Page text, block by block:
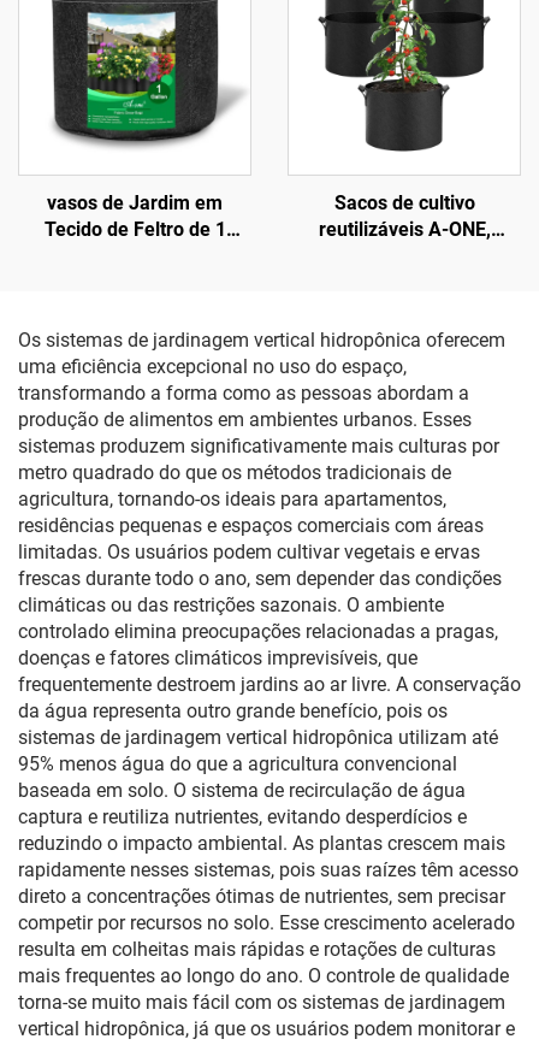
vasos de Jardim em
Tecido de Feltro de 1
Crescimento de Plantas
Sacos de cultivo
reutilizáveis A-ONE,
forrado com feltro de 2–3
mm de espessura,
modelos 1–100
Os sistemas de jardinagem vertical hidropônica oferecem
uma eficiência excepcional no uso do espaço,
transformando a forma como as pessoas abordam a
produção de alimentos em ambientes urbanos. Esses
sistemas produzem significativamente mais culturas por
metro quadrado do que os métodos tradicionais de
agricultura, tornando-os ideais para apartamentos,
residências pequenas e espaços comerciais com áreas
limitadas. Os usuários podem cultivar vegetais e ervas
frescas durante todo o ano, sem depender das condições
climáticas ou das restrições sazonais. O ambiente
controlado elimina preocupações relacionadas a pragas,
doenças e fatores climáticos imprevisíveis, que
frequentemente destroem jardins ao ar livre. A conservação
da água representa outro grande benefício, pois os
sistemas de jardinagem vertical hidropônica utilizam até
95% menos água do que a agricultura convencional
baseada em solo. O sistema de recirculação de água
captura e reutiliza nutrientes, evitando desperdícios e
reduzindo o impacto ambiental. As plantas crescem mais
rapidamente nesses sistemas, pois suas raízes têm acesso
direto a concentrações ótimas de nutrientes, sem precisar
competir por recursos no solo. Esse crescimento acelerado
resulta em colheitas mais rápidas e rotações de culturas
mais frequentes ao longo do ano. O controle de qualidade
torna-se muito mais fácil com os sistemas de jardinagem
vertical hidropônica, já que os usuários podem monitorar e